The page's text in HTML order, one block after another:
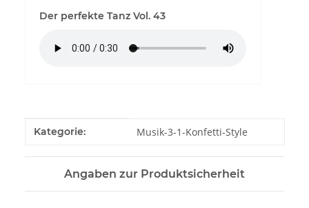
Der perfekte Tanz Vol. 43
Produkteigenschaft
Wert
Kategorie: Musik-3-1-Konfetti-Style
Angaben zur Produktsicherheit